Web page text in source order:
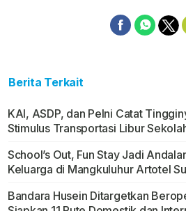
Berita Terkait
KAI, ASDP, dan Pelni Catat
Stimulus Transportasi Libur
School’s Out, Fun Stay Jadi
Keluarga di Mangkuluhur Artotel
Bandara Husein Ditargetkan